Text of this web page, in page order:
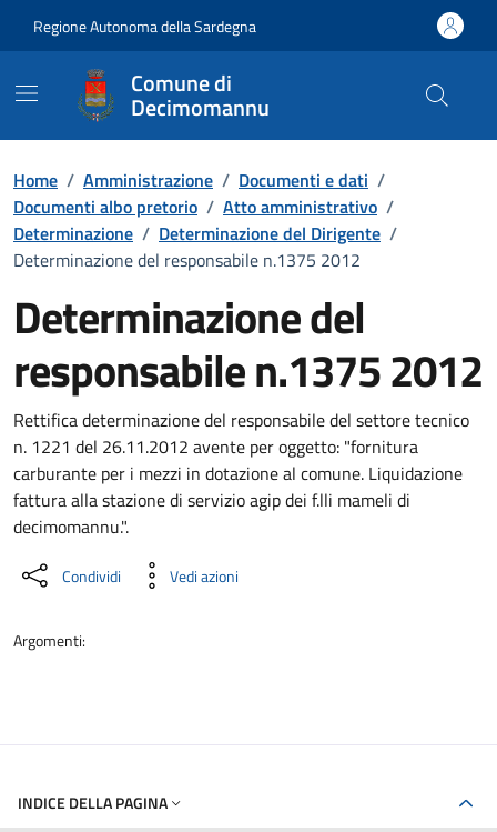
Regione Autonoma della Sardegna
Comune di
Decimomannu
Home / Amministrazione / Documenti e dati /
Documenti albo pretorio / Atto amministrativo /
Determinazione / Determinazione del Dirigente /
Determinazione del responsabile n.1375 2012
Determinazione del
responsabile n.1375 2012
Dettaglio del documento
Rettifica determinazione del responsabile del settore tecnico
n. 1221 del 26.11.2012 avente per oggetto: "fornitura
carburante per i mezzi in dotazione al comune. Liquidazione
fattura alla stazione di servizio agip dei f.lli mameli di
decimomannu.".
Condividi Vedi azioni
Argomenti:
INDICE DELLA PAGINA